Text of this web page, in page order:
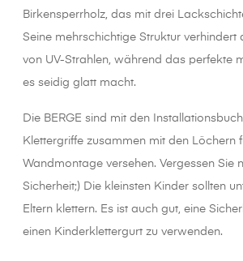
Birkensperrholz, das mit drei
Seine mehrschichtige Struktur verhindert
von UV-Strahlen, während das perfekte
es seidig glatt macht.
Die BERGE sind mit den
Klettergriffe zusammen mit den Löchern
Wandmontage versehen. Vergessen Sie
Sicherheit;) Die kleinsten Kinder sollten
Eltern klettern. Es ist auch gut, eine
einen Kinderklettergurt zu verwenden.